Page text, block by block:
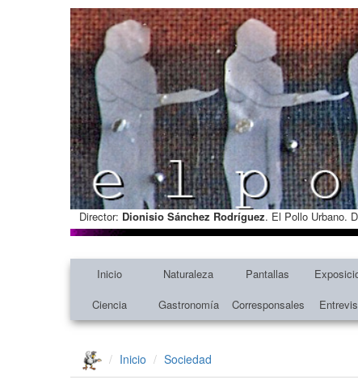
Director: Dionisio Sánchez Rodríguez. El Pollo Urbano.
Inicio Naturaleza Pantallas
Ciencia
Gastronomía Corresponsales
Inicio Sociedad